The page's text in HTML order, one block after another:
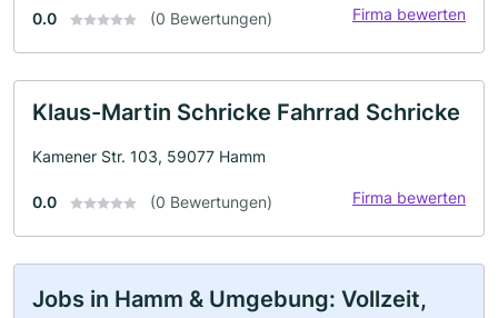
0.0 (0 Bewertungen) Firma bewerten
Klaus-Martin Schricke Fahrrad Schricke
Kamener Str. 103, 59077 Hamm
0.0 (0 Bewertungen) Firma bewerten
Jobs in Hamm & Umgebung: Vollzeit,